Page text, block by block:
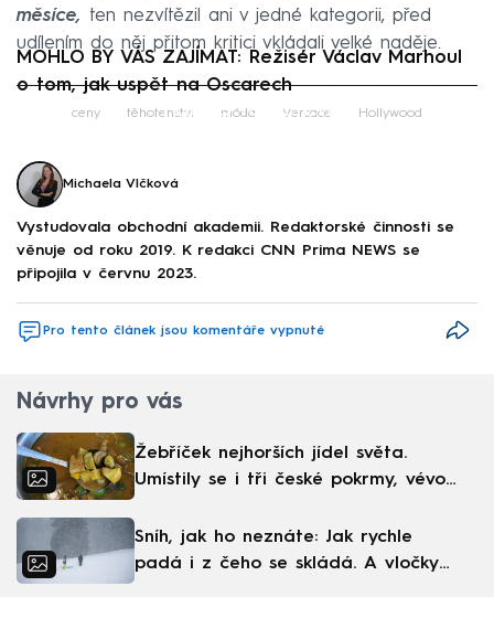
měsíce, ten nezvítězil ani v jedné kategorii, před
udílením do něj přitom kritici vkládali velké naděje.
MOHLO BY VÁS ZAJÍMAT: Režisér Václav Marhoul
o tom, jak uspět na Oscarech
Failed to fetch
ceny těhotenství móda Versace Hollywood
Michaela Vlčková
Vystudovala obchodní akademii. Redaktorské činnosti se
věnuje od roku 2019. K redakci CNN Prima NEWS se
připojila v červnu 2023.
Pro tento článek jsou komentáře vypnuté
Návrhy pro vás
Žebříček nejhorších jídel světa.
Umístily se i tři české pokrmy, vévodí
Sníh, jak ho neznáte: Jak rychle
padá i z čeho se skládá. A vločky